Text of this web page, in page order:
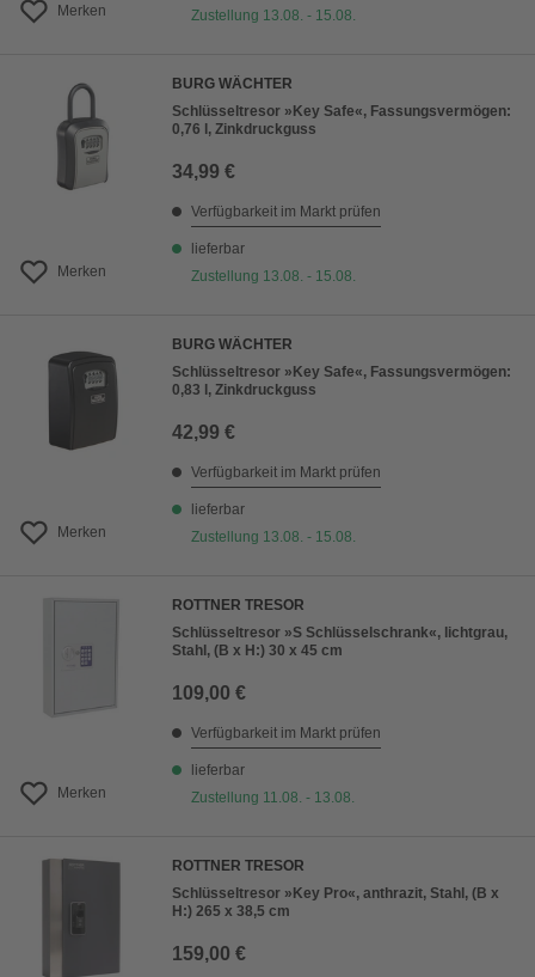
Merken
Zustellung 13.08. - 15.08.
Merken
BURG WÄCHTER
Schlüsseltresor »Key Safe«, Fassungsvermögen:
0,76 l, Zinkdruckguss
34,99 €
Verfügbarkeit im Markt prüfen
lieferbar
Zustellung 13.08. - 15.08.
Merken
BURG WÄCHTER
Schlüsseltresor »Key Safe«, Fassungsvermögen:
0,83 l, Zinkdruckguss
42,99 €
Verfügbarkeit im Markt prüfen
lieferbar
Zustellung 13.08. - 15.08.
Merken
ROTTNER TRESOR
Schlüsseltresor »S Schlüsselschrank«, lichtgrau,
Stahl, (B x H:) 30 x 45 cm
109,00 €
Verfügbarkeit im Markt prüfen
lieferbar
Zustellung 11.08. - 13.08.
ROTTNER TRESOR
Schlüsseltresor »Key Pro«, anthrazit, Stahl, (B x
H:) 265 x 38,5 cm
159,00 €